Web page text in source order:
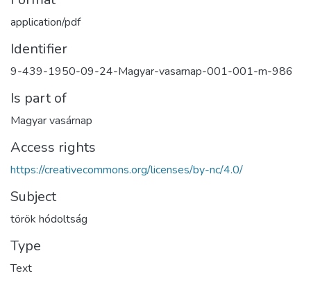
application/pdf
Identifier
9-439-1950-09-24-Magyar-vasarnap-001-001-m-986
Is part of
Magyar vasárnap
Access rights
https://creativecommons.org/licenses/by-nc/4.0/
Subject
török hódoltság
Type
Text